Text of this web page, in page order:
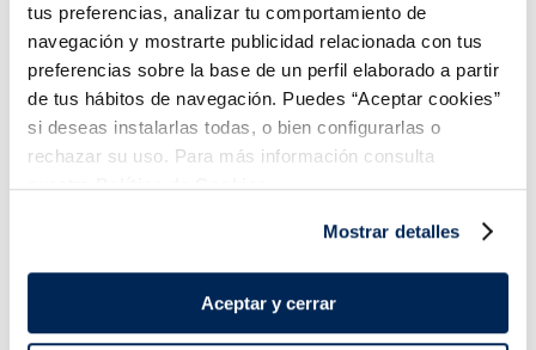
tus preferencias, analizar tu comportamiento de
navegación y mostrarte publicidad relacionada con tus
preferencias sobre la base de un perfil elaborado a partir
de tus hábitos de navegación. Puedes “Aceptar cookies”
si deseas instalarlas todas, o bien configurarlas o
rechazar su uso. Para más información consulta
nuestraPolítica de Cookies.
Mostrar detalles
Aceptar y cerrar
2,99 € Bandeja 350g
Añadir
2,99 € Bandeja 350g
Añadir
¡Combínalo y hazte un menú de 10!